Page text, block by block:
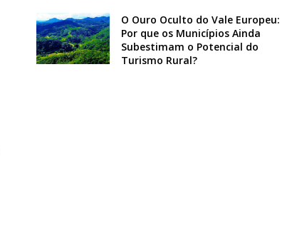
O Ouro Oculto do Vale Europeu:
Por que os Municípios Ainda
Subestimam o Potencial do
Turismo Rural?